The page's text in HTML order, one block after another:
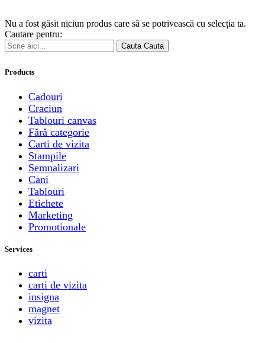
Nu a fost găsit niciun produs care să se potrivească cu selecția ta.
Cautare pentru:
Cauta Cauta
Products
Cadouri
Craciun
Tablouri canvas
Fără categorie
Carti de vizita
Stampile
Semnalizari
Cani
Tablouri
Etichete
Marketing
Promotionale
Services
carti
carti de vizita
insigna
magnet
vizita